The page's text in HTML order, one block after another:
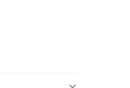
轉至「AFTEE先享後
完成結帳。
交易完成。